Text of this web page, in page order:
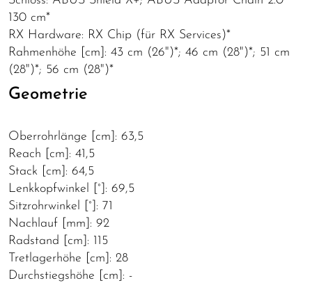
130 cm*
RX Hardware: RX Chip (für RX Services)*
Rahmenhöhe [cm]: 43 cm (26")*; 46 cm (28")*; 51 cm
(28")*; 56 cm (28")*
Geometrie
Oberrohrlänge [cm]: 63,5
Reach [cm]: 41,5
Stack [cm]: 64,5
Lenkkopfwinkel [°]: 69,5
Sitzrohrwinkel [°]: 71
Nachlauf [mm]: 92
Radstand [cm]: 115
Tretlagerhöhe [cm]: 28
Durchstiegshöhe [cm]: -